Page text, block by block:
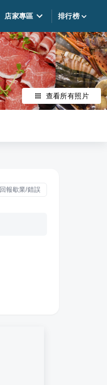
店家專區 排行榜
查看所有照片
回報歇業/錯誤